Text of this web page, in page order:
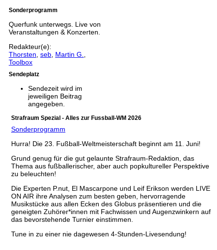
Sonderprogramm
Querfunk unterwegs. Live von
Veranstaltungen & Konzerten.
Redakteur(e):
Thorsten seb Martin G.
Toolbox
Sendeplatz
Sendezeit wird im
jeweiligen Beitrag
angegeben.
Strafraum Spezial - Alles zur Fussball-WM 2026
Sonderprogramm
Hurra! Die 23. Fußball-Weltmeisterschaft beginnt am 11. Juni!
Grund genug für die gut gelaunte Strafraum-Redaktion, das
Thema aus fußballerischer, aber auch popkultureller Perspektive
zu beleuchten!
Die Experten P.nut, El Mascarpone und Leif Erikson werden LIVE
ON AIR ihre Analysen zum besten geben, hervorragende
Musikstücke aus allen Ecken des Globus präsentieren und die
geneigten Zuhörer*innen mit Fachwissen und Augenzwinkern auf
das bevorstehende Turnier einstimmen.
Tune in zu einer nie dagewesen 4-Stunden-Livesendung!